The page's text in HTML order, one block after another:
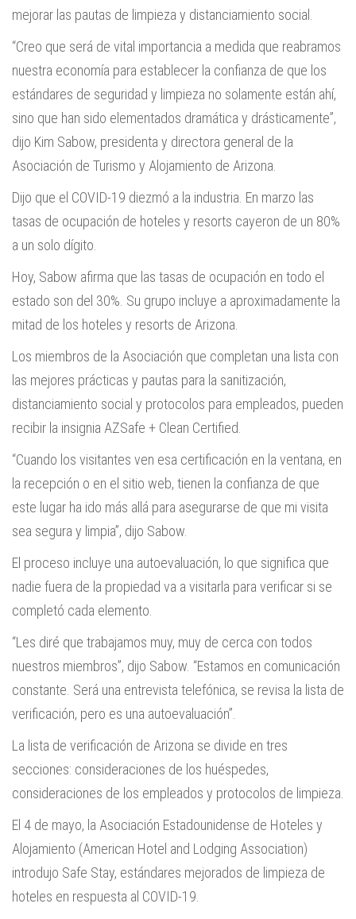
mejorar las pautas de limpieza y distanciamiento social.
“Creo que será de vital importancia a medida que reabramos
nuestra economía para establecer la confianza de que los
estándares de seguridad y limpieza no solamente están ahí,
sino que han sido elementados dramática y drásticamente”,
dijo Kim Sabow, presidenta y directora general de la
Asociación de Turismo y Alojamiento de Arizona.
Dijo que el COVID-19 diezmó a la industria. En marzo las
tasas de ocupación de hoteles y resorts cayeron de un 80%
a un solo dígito.
Hoy, Sabow afirma que las tasas de ocupación en todo el
estado son del 30%. Su grupo incluye a aproximadamente la
mitad de los hoteles y resorts de Arizona.
Los miembros de la Asociación que completan una lista con
las mejores prácticas y pautas para la sanitización,
distanciamiento social y protocolos para empleados, pueden
recibir la insignia AZSafe + Clean Certified.
“Cuando los visitantes ven esa certificación en la ventana, en
la recepción o en el sitio web, tienen la confianza de que
este lugar ha ido más allá para asegurarse de que mi visita
sea segura y limpia”, dijo Sabow.
El proceso incluye una autoevaluación, lo que significa que
nadie fuera de la propiedad va a visitarla para verificar si se
completó cada elemento.
“Les diré que trabajamos muy, muy de cerca con todos
nuestros miembros”, dijo Sabow. “Estamos en comunicación
constante. Será una entrevista telefónica, se revisa la lista de
verificación, pero es una autoevaluación”.
La lista de verificación de Arizona se divide en tres
secciones: consideraciones de los huéspedes,
consideraciones de los empleados y protocolos de limpieza.
El 4 de mayo, la Asociación Estadounidense de Hoteles y
Alojamiento (American Hotel and Lodging Association)
introdujo Safe Stay, estándares mejorados de limpieza de
hoteles en respuesta al COVID-19.